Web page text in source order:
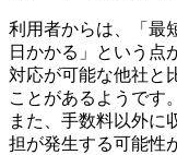
利用者からは、「最
日かかる」という点
対応が可能な他社と
ことがあるようです。
また、手数料以外に
担が発生する可能性